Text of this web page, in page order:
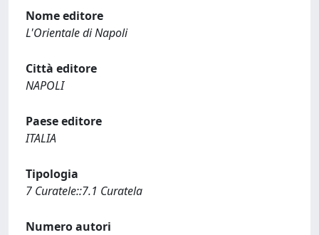
Nome editore
L'Orientale di Napoli
Città editore
NAPOLI
Paese editore
ITALIA
Tipologia
7 Curatele::7.1 Curatela
Numero autori